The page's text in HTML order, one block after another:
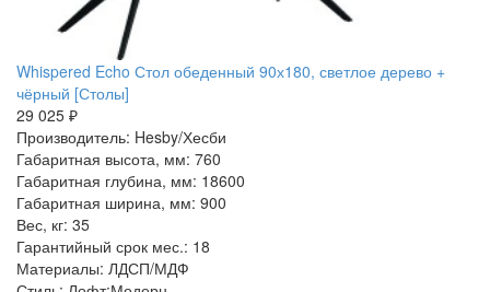
Whispered Echo Стол обеденный 90х180, светлое дерево +
чёрный [Столы]
29 025 ₽
Производитель: Hesby/Хесби
Габаритная высота, мм: 760
Габаритная глубина, мм: 18600
Габаритная ширина, мм: 900
Вес, кг: 35
Гарантийный срок мес.: 18
Материалы: ЛДСП/МДФ